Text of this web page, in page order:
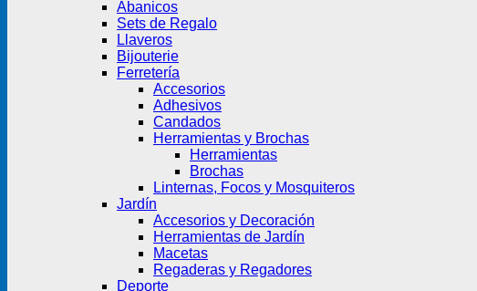
Abanicos
Sets de Regalo
Llaveros
Bijouterie
Ferretería
Accesorios
Adhesivos
Candados
Herramientas y Brochas
Herramientas
Brochas
Linternas, Focos y Mosquiteros
Jardín
Accesorios y Decoración
Herramientas de Jardín
Macetas
Regaderas y Regadores
Deporte